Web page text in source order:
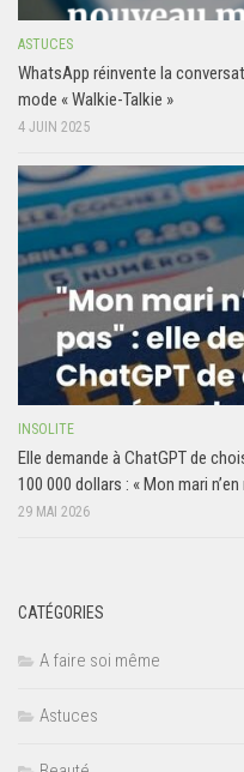
ASTUCES
WhatsApp réinvente la
mode « Walkie-Talkie »
4 JUIN 2025
INSOLITE
Elle demande à ChatGPT de
100 000 dollars : « Mon mari
29 MAI 2026
CATÉGORIES
A faire soi même
Astuces